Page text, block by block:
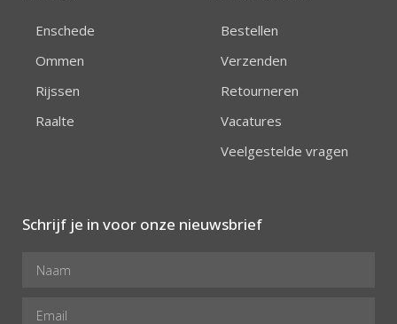
Enschede
Ommen
Rijssen
Raalte
Bestellen
Verzenden
Retourneren
Vacatures
Veelgestelde vragen
Schrijf je in voor onze nieuwsbrief